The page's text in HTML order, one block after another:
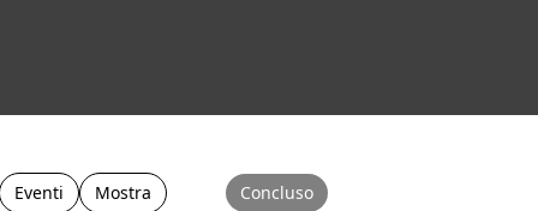
Eventi Mostra Concluso